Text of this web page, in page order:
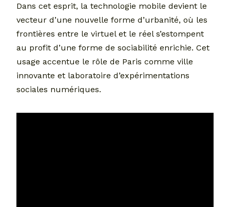
Dans cet esprit, la technologie mobile devient le
vecteur d’une nouvelle forme d’urbanité, où les
frontières entre le virtuel et le réel s’estompent
au profit d’une forme de sociabilité enrichie. Cet
usage accentue le rôle de Paris comme ville
innovante et laboratoire d’expérimentations
sociales numériques.